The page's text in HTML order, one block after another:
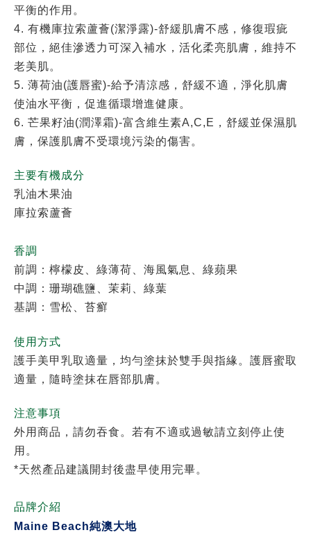
平衡的作用。
4. 有機庫拉索蘆薈(潔淨露)-舒緩肌膚不感，修復瑕疵
部位，絕佳滲透力可深入補水，活化柔亮肌膚，維持不
老美肌。
5. 薄荷油(護唇蜜)-給予清涼感，舒緩不適，淨化肌膚
使油水平衡，促進循環增進健康。
6. 芒果籽油(潤澤霜)-富含維生素A,C,E，舒緩並保濕肌
膚，保護肌膚不受環境污染的傷害。
主要有機成分
乳油木果油
庫拉索蘆薈
香調
前調：檸檬皮、綠薄荷
海風氣息
綠蘋果
中調：珊瑚礁鹽
茉莉
綠葉
基調：雪松
苔癬
使用方式
護手美甲乳取適量，均勻塗抹於雙手與指緣。護唇蜜取
適量，隨時塗抹在唇部肌膚。
注意事項
外用商品，請勿吞食。若有不適或過敏請立刻停止使
用。
*天然產品建議開封後盡早使用完畢。
品牌介紹
Maine Beach純澳大地